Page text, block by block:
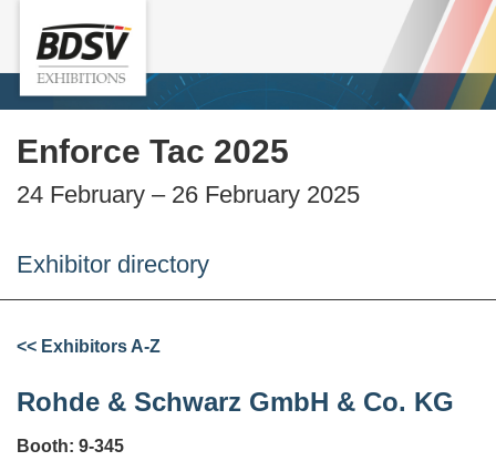
Enforce Tac 2025
24 February – 26 February 2025
Exhibitor directory
<< Exhibitors A-Z
Rohde & Schwarz GmbH & Co. KG
Booth: 9-345